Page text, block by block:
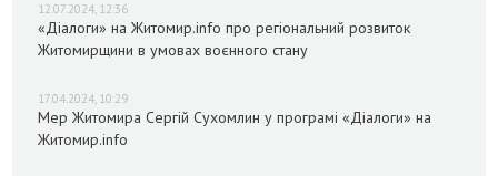
12.07.2024, 12:36
«Діалоги» на Житомир.info про регіональний розвиток
Житомирщини в умовах воєнного стану
17.04.2024, 10:29
Мер Житомира Сергій Сухомлин у програмі «Діалоги» на
Житомир.info